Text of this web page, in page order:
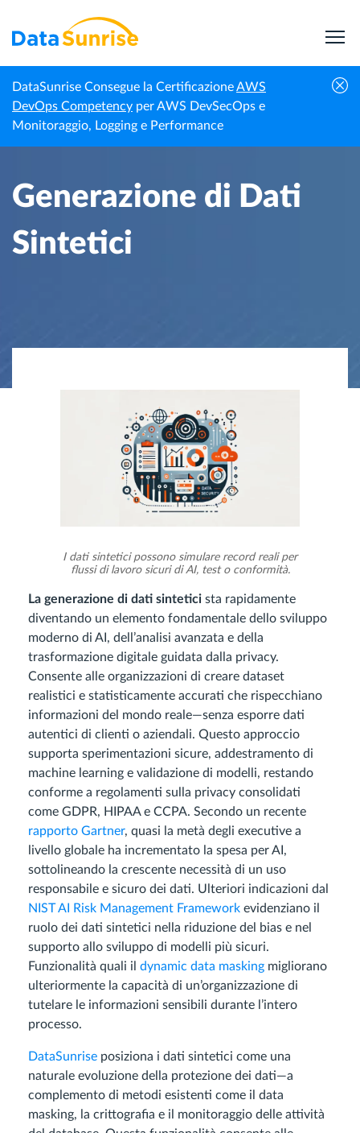
DataSunrise Consegue la CertificazioneAWS
DevOps Competency per AWS DevSecOps e
Monitoraggio, Logging e Performance
Homepage Centro di Conoscenza Generazione di Dati Sintetici
Generazione di Dati
Sintetici
I dati sintetici possono simulare record reali per
flussi di lavoro sicuri di AI, test o conformità.
La generazione di dati sintetici sta rapidamente
diventando un elemento fondamentale dello sviluppo
moderno di AI, dell’analisi avanzata e della
trasformazione digitale guidata dalla privacy.
Consente alle organizzazioni di creare dataset
realistici e statisticamente accurati che rispecchiano
informazioni del mondo reale—senza esporre dati
autentici di clienti o aziendali. Questo approccio
supporta sperimentazioni sicure, addestramento di
machine learning e validazione di modelli, restando
conforme a regolamenti sulla privacy consolidati
come GDPR, HIPAA e CCPA. Secondo un recente
rapporto Gartner, quasi la metà degli executive a
livello globale ha incrementato la spesa per AI,
sottolineando la crescente necessità di un uso
responsabile e sicuro dei dati. Ulteriori indicazioni dal
NIST AI Risk Management Framework evidenziano il
ruolo dei dati sintetici nella riduzione del bias e nel
supporto allo sviluppo di modelli più sicuri.
Funzionalità quali il dynamic data masking migliorano
ulteriormente la capacità di un’organizzazione di
tutelare le informazioni sensibili durante l’intero
processo.
DataSunrise posiziona i dati sintetici come una
naturale evoluzione della protezione dei dati—a
complemento di metodi esistenti come il data
masking, la crittografia e il monitoraggio delle attività